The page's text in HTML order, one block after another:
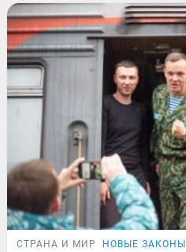
СТРАНА И МИР НОВЫЕ ЗАКОНЫ